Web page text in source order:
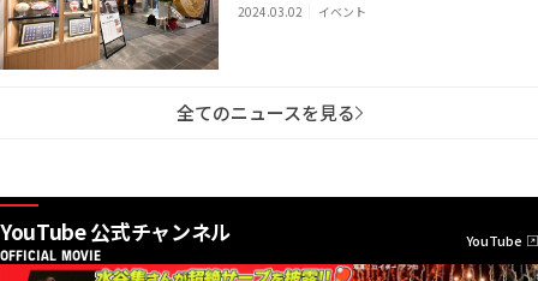
2024.03.02 イベント
全てのニュースを見る
YouTube 公式チャンネル
OFFICIAL MOVIE
YouTube